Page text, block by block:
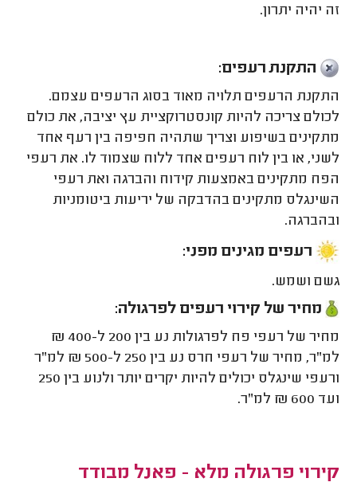
זה יהיה יתרון.
התקנת רעפים:
התקנת הרעפים תלויה מאוד בסוג הרעפים עצמם.
לכולם צריכה להיות קונסטרוקציית עץ יציבה, את כולם
מתקינים בשיפוע וצריך שתהיה חפיפה בין רעף אחד
לשני, או בין לוח רעפים אחד ללוח שצמוד לו. את רעפי
הפח מתקינים באמצעות קידוח והברגה ואת רעפי
השינגלס מתקינים בהדבקה של יריעות ביטומניות
ובהברגה.
רעפים מגינים מפני:
גשם ושמש.
מחיר של קירוי רעפים לפרגולה:
מחיר של רעפי פח לפרגולות נע בין 200 ל-400 ₪
למ"ר, מחיר של רעפי חרס נע בין 250 ל-500 ₪ למ"ר
ורעפי שינגלס יכולים להיות יקרים יותר ולנוע בין 250
ועד 600 ₪ למ"ר.
קירוי פרגולה מלא - פאנל מבודד